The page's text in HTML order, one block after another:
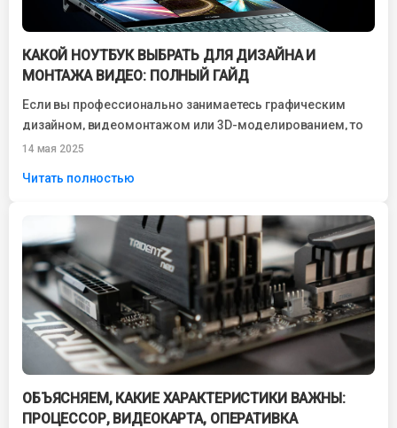
КАКОЙ НОУТБУК ВЫБРАТЬ ДЛЯ ДИЗАЙНА И
МОНТАЖА ВИДЕО: ПОЛНЫЙ ГАЙД
Если вы профессионально занимаетесь графическим
дизайном, видеомонтажом или 3D-моделированием, то
вопрос, какой ноутбук выбрать для дизайна и монтажа
14 мая 2025
Читать полностью
ОБЪЯСНЯЕМ, КАКИЕ ХАРАКТЕРИСТИКИ ВАЖНЫ:
ПРОЦЕССОР, ВИДЕОКАРТА, ОПЕРАТИВКА